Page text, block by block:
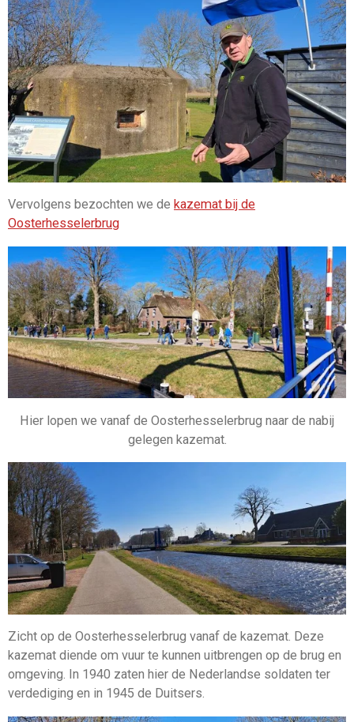
Vervolgens bezochten we de kazemat bij de
Oosterhesselerbrug
Hier lopen we vanaf de Oosterhesselerbrug naar de nabij
gelegen kazemat.
Zicht op de Oosterhesselerbrug vanaf de kazemat. Deze
kazemat diende om vuur te kunnen uitbrengen op de brug en
omgeving. In 1940 zaten hier de Nederlandse soldaten ter
verdediging en in 1945 de Duitsers.